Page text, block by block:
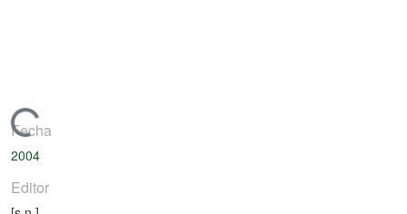
Cargando...
Fecha
2004
Editor